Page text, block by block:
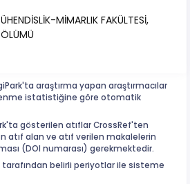
MİMARLIK FAKÜLTESİ,
araştırma yapan araştırmacılar
istatistiğine göre otomatik
gösterilen atıflar CrossRef'ten
atıf alan ve atıf verilen makalelerin
(DOI numarası) gerekmektedir.
tarafından belirli periyotlar ile sisteme